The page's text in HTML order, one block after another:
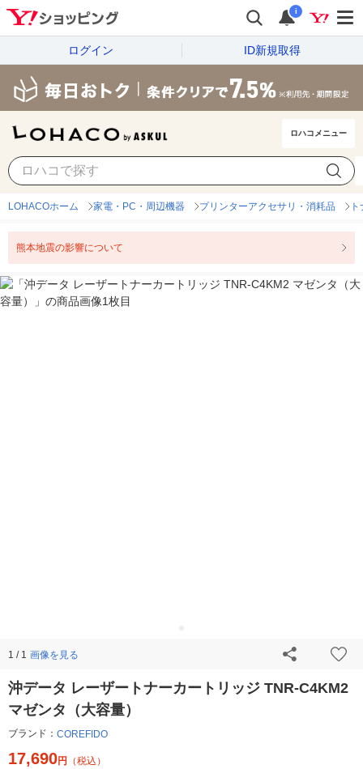
i
ログイン ID新規取得
ロハコメニュー
LOHACOホーム 家電・PC・周辺機器 プリンターアクセサリ・消耗品
熊本地震の影響について
1 / 1 画像を見る
沖データ レーザートナーカートリッジ TNR-C4KM2
マゼンタ（大容量）
ブランド： COREFIDO
17,690円 （税込）